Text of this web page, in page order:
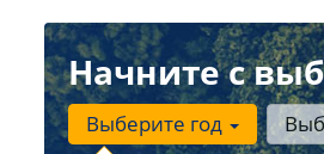
Начните с
Выберите год